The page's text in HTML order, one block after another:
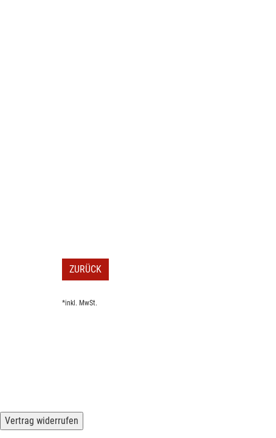
ZURÜCK
*inkl. MwSt.
Vertrag widerrufen